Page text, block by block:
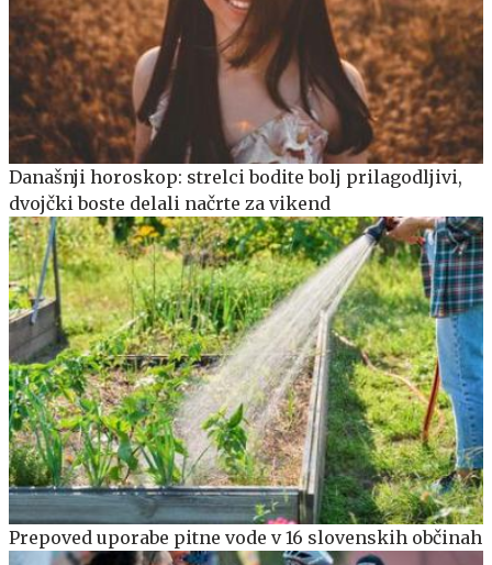
Današnji horoskop: strelci bodite bolj prilagodljivi,
dvojčki boste delali načrte za vikend
Prepoved uporabe pitne vode v 16 slovenskih občinah